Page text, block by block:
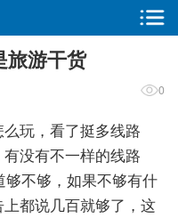
旅游干货
0
玩，看了挺多线路
没有不一样的线路
不够，如果不够有什
都说几百就够了，这